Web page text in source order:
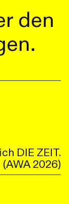
den
DIE ZEIT.
(AWA 2026)